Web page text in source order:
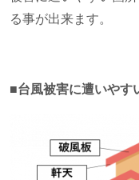
る事が出来ます。
■台風被害に遭いやす